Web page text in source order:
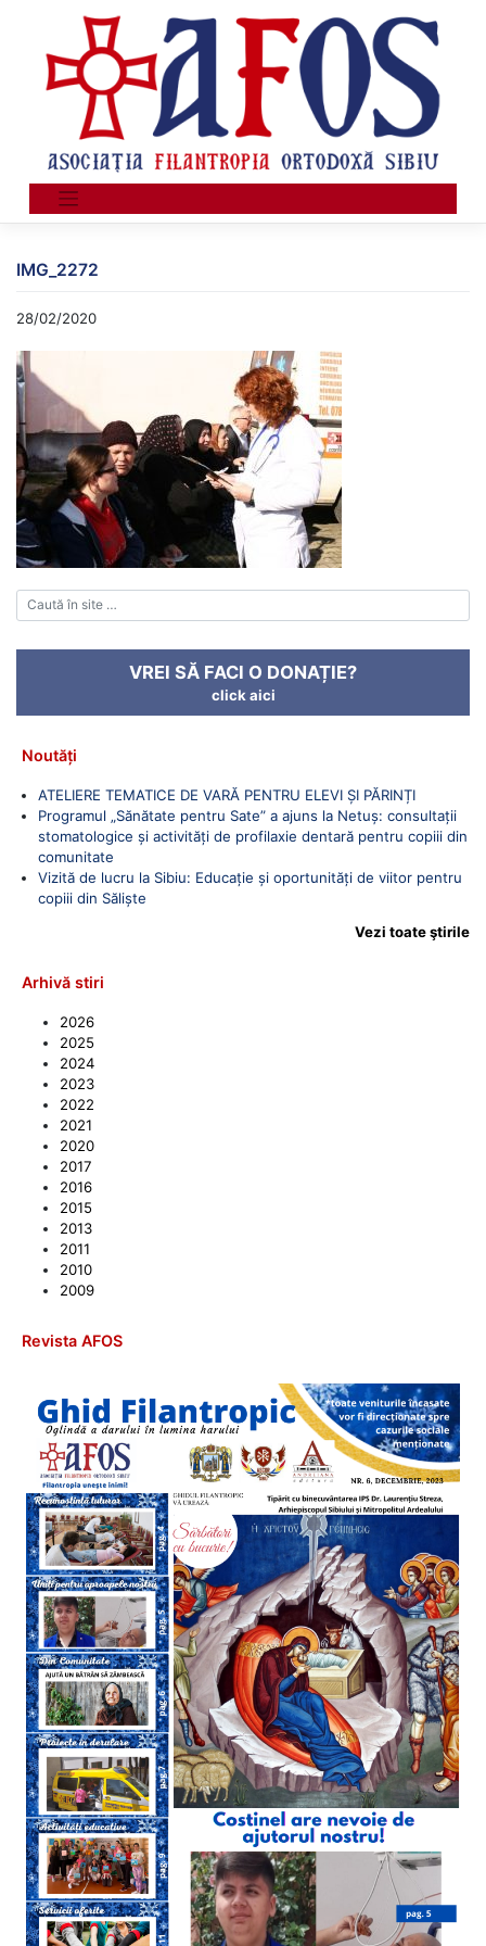
content
IMG_2272
28/02/2020
VREI SĂ FACI O DONAȚIE?
click aici
Noutăți
ATELIERE TEMATICE DE VARĂ PENTRU ELEVI ȘI PĂRINȚI
Programul „Sănătate pentru Sate” a ajuns la Netuș: consultații
stomatologice și activități de profilaxie dentară pentru copiii din
comunitate
Vizită de lucru la Sibiu: Educație și oportunități de viitor pentru
copiii din Săliște
Vezi toate ştirile
Arhivă stiri
2026
2025
2024
2023
2022
2021
2020
2017
2016
2015
2013
2011
2010
2009
Revista AFOS